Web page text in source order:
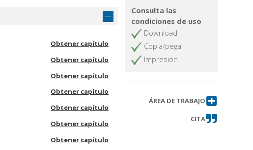
Obtener capítulo
Obtener capítulo
Obtener capítulo
Obtener capítulo
Obtener capítulo
Obtener capítulo
Obtener capítulo
Consulta las
condiciones de uso
Download
Copia/pega
Impresión
ÁREA DE TRABAJO
CITA